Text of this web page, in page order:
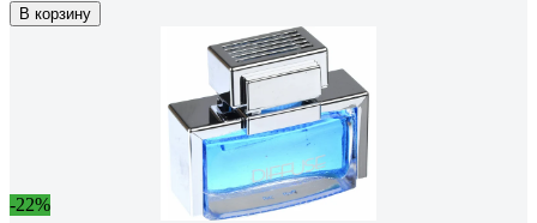
В корзину
-22%